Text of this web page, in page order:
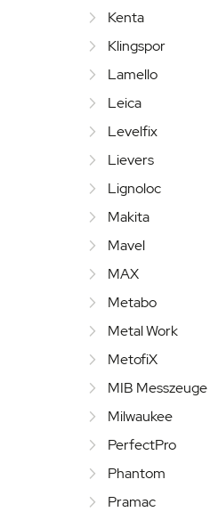
Kenta
Klingspor
Lamello
Leica
Levelfix
Lievers
Lignoloc
Makita
Mavel
MAX
Metabo
Metal Work
MetofiX
MIB Messzeuge
Milwaukee
PerfectPro
Phantom
Pramac